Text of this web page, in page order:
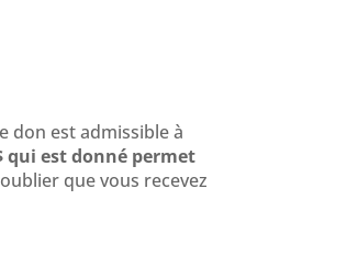
don est admissible à
qui est donné permet
que vous recevez